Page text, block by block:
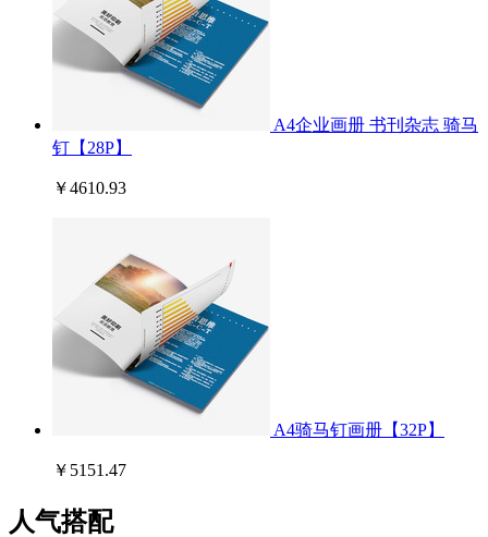
A4企业画册 书刊杂志 骑马
钉【28P】
￥4610.93
A4骑马钉画册【32P】
￥5151.47
人气搭配